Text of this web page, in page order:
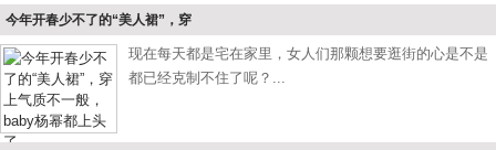
今年开春少不了的“美人裙”，穿
现在每天都是宅在家里，女人们那颗想要逛街的心是不是
都已经克制不住了呢？...